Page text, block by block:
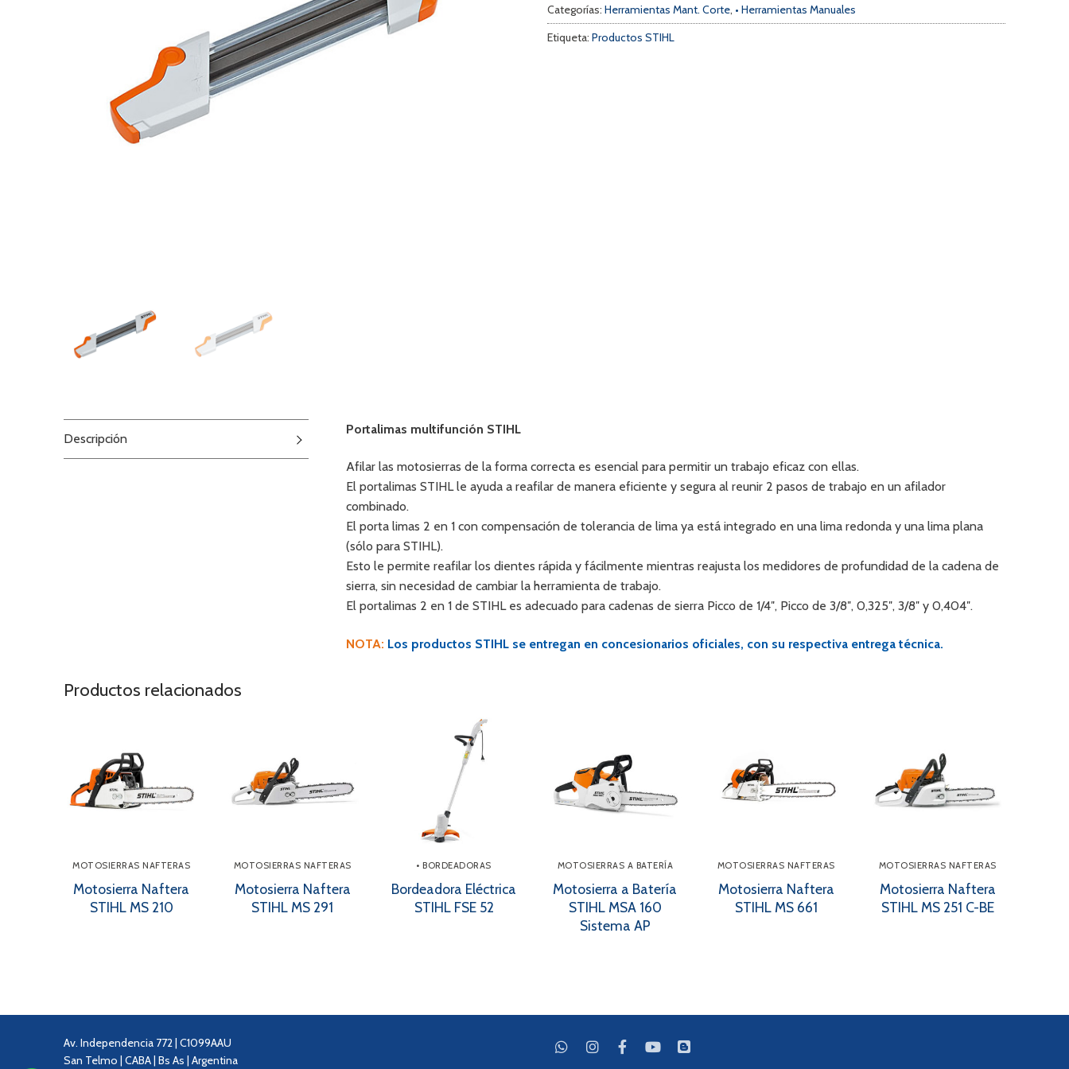
Servicio Técnico
Contacto
Categorías: Herramientas Mant. Corte, • Herramientas Manuales
Etiqueta: Productos STIHL
Descripción
Portalimas multifunción STIHL
Afilar las motosierras de la forma correcta es esencial para permitir un trabajo eficaz con ellas.
El portalimas STIHL le ayuda a reafilar de manera eficiente y segura al reunir 2 pasos de trabajo en un afilador
combinado.
El porta limas 2 en 1 con compensación de tolerancia de lima ya está integrado en una lima redonda y una lima plana
(sólo para STIHL).
Esto le permite reafilar los dientes rápida y fácilmente mientras reajusta los medidores de profundidad de la cadena de
sierra, sin necesidad de cambiar la herramienta de trabajo.
El portalimas 2 en 1 de STIHL es adecuado para cadenas de sierra Picco de 1/4″, Picco de 3/8″, 0,325″, 3/8″ y 0,404″.
NOTA: Los productos STIHL se entregan en concesionarios oficiales, con su respectiva entrega técnica.
Productos relacionados
MOTOSIERRAS NAFTERAS
Motosierra Naftera
STIHL MS 210
MOTOSIERRAS NAFTERAS
Motosierra Naftera
STIHL MS 291
• BORDEADORAS
Bordeadora Eléctrica
STIHL FSE 52
MOTOSIERRAS A BATERÍA
Motosierra a Batería
STIHL MSA 160
Sistema AP
MOTOSIERRAS NAFTERAS
Motosierra Naftera
STIHL MS 661
MOTOSIERRAS NAFTERAS
Motosierra Naftera
STIHL MS 251 C-BE
Av. Independencia 772 | C1099AAU
San Telmo | CABA | Bs As | Argentina